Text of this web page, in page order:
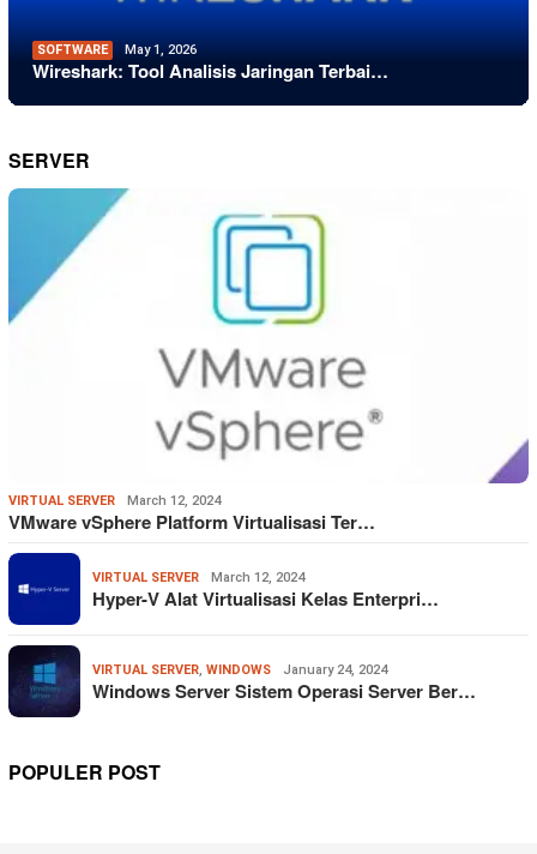
SOFTWARE May 1, 2026
Wireshark: Tool Analisis Jaringan Terbai…
SERVER
VIRTUAL SERVER March 12, 2024
VMware vSphere Platform Virtualisasi Ter…
VIRTUAL SERVER March 12, 2024
Hyper-V Alat Virtualisasi Kelas Enterpri…
VIRTUAL SERVER, WINDOWS January 24, 2024
Windows Server Sistem Operasi Server Ber…
POPULER POST